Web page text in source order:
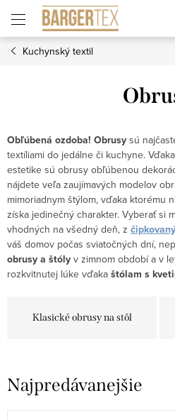
obsah
Kuchynský textil
Obľúbená ozdoba! Obrusy sú
textíliami do jedálne či kuchyne.
estetike sú obrusy obľúbenou
nájdete veľa zaujímavých modelov
mimoriadnym štýlom, vďaka ktorému
získa jedinečný charakter. Vyberať si
vhodných na všedný deň, z
váš domov počas sviatočných dní,
obrusya štóly v zimnom období a v
rozkvitnutej lúke vďaka štólam s
Klasické obrusy na stôl
Najpredávanejšie